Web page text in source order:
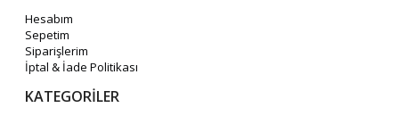
Hesabım
Sepetim
Siparişlerim
İptal & İade Politikası
KATEGORİLER